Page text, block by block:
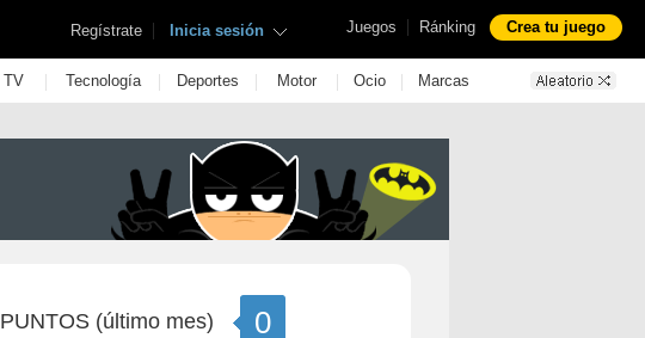
Juegos | Ránking Crea tu juego
Regístrate | Inicia sesión
TV | Tecnología | Deportes | Motor | Ocio | Marcas
PUNTOS (último mes) 0